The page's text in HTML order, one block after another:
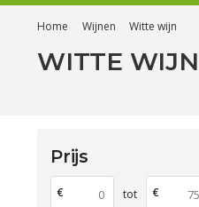
Home Wijnen Witte wijn
WITTE WIJN
Prijs
€ tot €